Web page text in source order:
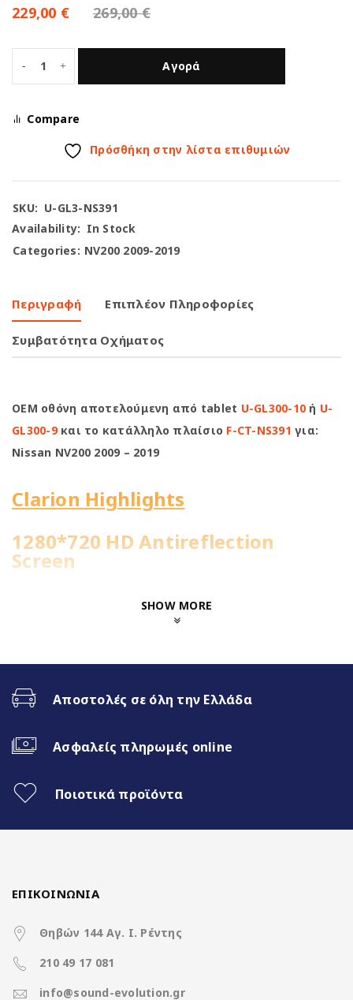
269,00€
229,00 €
Αγορά
Compare
Πρόσθήκη στην λίστα επιθυμιών
SKU: U-GL3-NS391
Availability: In Stock
Categories: NV200 2009-2019
Περιγραφή Επιπλέον Πληροφορίες
Συμβατότητα Οχήματος
OEM οθόνη αποτελούμενη από tablet U-GL300-10 ή U-
GL300-9και το κατάλληλο πλαίσιο F-CT-NS391 για:
Nissan NV200 2009 – 2019
Clarion Highlights
1280*720 HD Antireflection
Screen
4Core@1.51GHz | 2+32GB
Fast Boot 1 sec
Ασύρματο CarPlay & Ασύρματο
Android Auto
32Band EQ
Operation System
SHOW MORE
Αποστολές σε όλη την Ελλάδα
Ασφαλείς πληρωμές online
Ποιοτικά προϊόντα
ΕΠΙΚΟΙΝΩΝΙΑ
Θηβών 144 Αγ. Ι. Ρέντης
210 49 17 081
info@sound-evolution.gr